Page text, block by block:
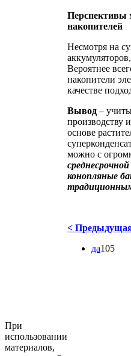
Перспективы
накопителей
Несмотря на
Вероятнее
накопители
качестве
Вывод –
производству
основе
можно с
конопляные
<
да105
При
использовании
материалов,